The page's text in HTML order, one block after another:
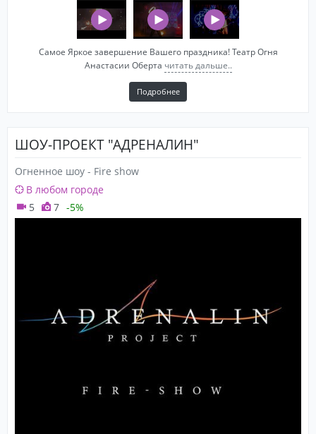
Самое Яркое завершение Вашего праздника! Театр Огня
Анастасии Оберта читать дальше..
Подробнее
ШОУ-ПРОЕКТ "АДРЕНАЛИН"
Огненное шоу - Fire show
В любом городе
5
7 -5%